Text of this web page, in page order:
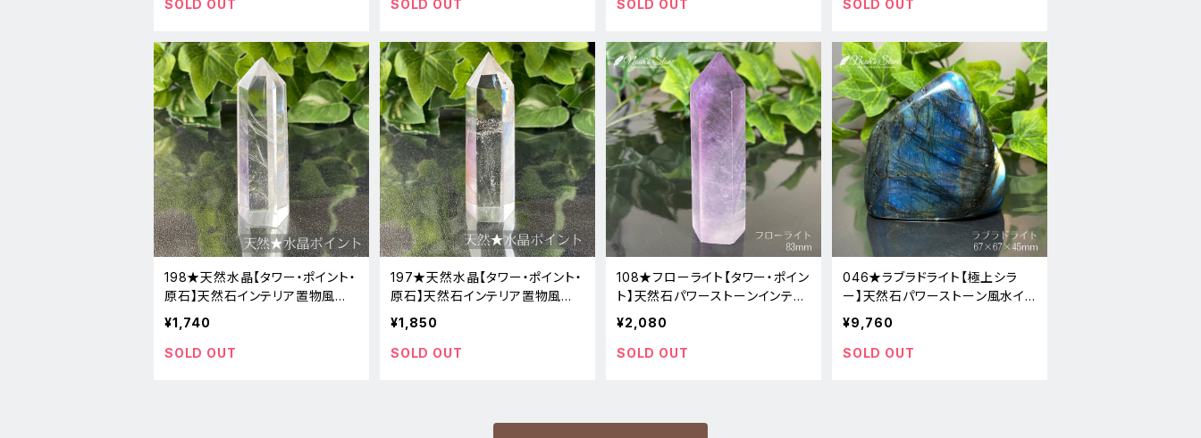
SOLD OUT
SOLD OUT
SOLD OUT
SOLD OUT
198★天然水晶【タワー・ポイント・
原石】天然石インテリア置物風水
新品
¥1,740
SOLD OUT
197★天然水晶【タワー・ポイント・
原石】天然石インテリア置物風水
新品
¥1,850
SOLD OUT
108★フローライト【タワー・ポイン
ト】天然石パワーストーンインテリ
ア置物新品
¥2,080
SOLD OUT
046★ラブラドライト【極上シラ
ー】天然石パワーストーン風水イン
テリア置物新品
¥9,760
SOLD OUT